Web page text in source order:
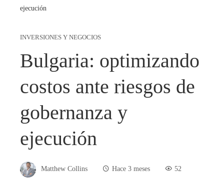
ejecución
INVERSIONES Y NEGOCIOS
Bulgaria: optimizando
costos ante riesgos de
gobernanza y
ejecución
Matthew Collins Hace 3 meses 52